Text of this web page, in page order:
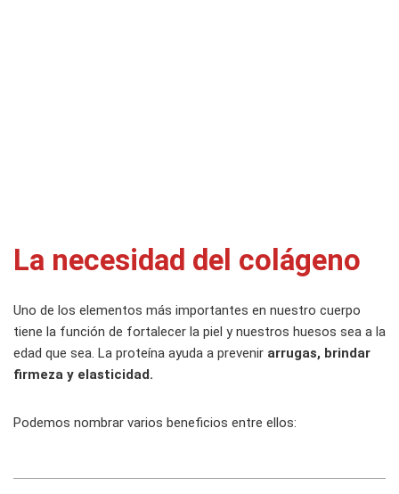
La necesidad del colágeno
Uno de los elementos más importantes en nuestro cuerpo
tiene la función de fortalecer la piel y nuestros huesos sea a la
edad que sea. La proteína ayuda a prevenir arrugas, brindar
firmeza y elasticidad.
Podemos nombrar varios beneficios entre ellos: